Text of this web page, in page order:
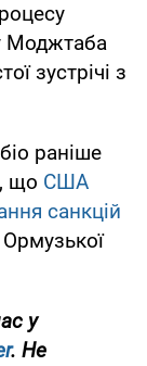
Моджтаба
зустрічі з
раніше
що США
санкцій
у
. Не